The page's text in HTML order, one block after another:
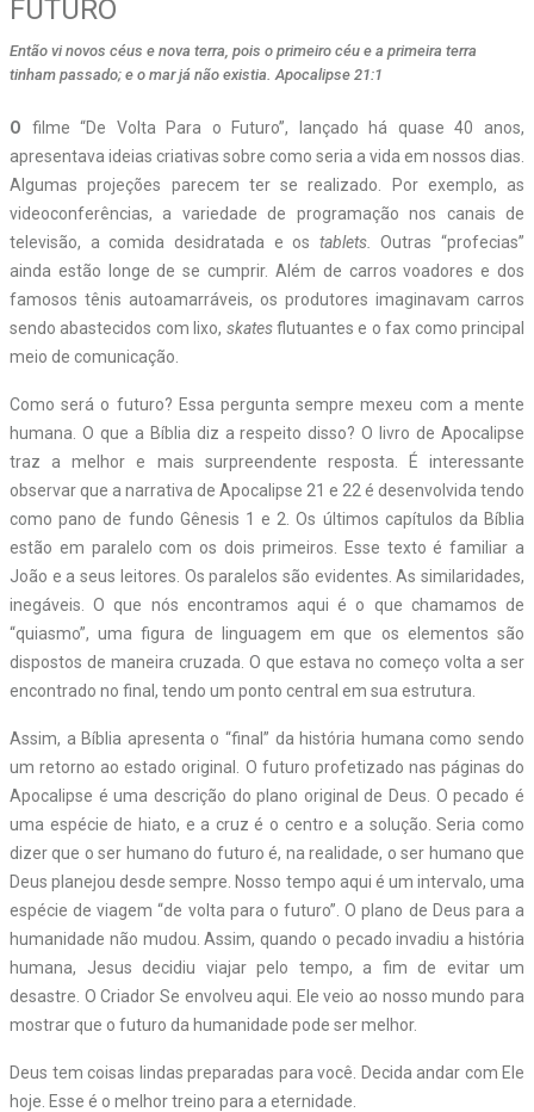
FUTURO
Então vi novos céus e nova terra, pois o primeiro céu e a primeira terra
tinham passado; e o mar já não existia. Apocalipse 21:1
O filme “De Volta Para o Futuro”, lançado há quase 40 anos,
apresentava ideias criativas sobre como seria a vida em nossos dias.
Algumas projeções parecem ter se realizado. Por exemplo, as
videoconferências, a variedade de programação nos canais de
televisão, a comida desidratada e os tablets.Outras “profecias”
ainda estão longe de se cumprir. Além de carros voadores e dos
famosos tênis autoamarráveis, os produtores imaginavam carros
sendo abastecidos com lixo, skatesflutuantes e o fax como principal
meio de comunicação.
Como será o futuro? Essa pergunta sempre mexeu com a mente
humana. O que a Bíblia diz a respeito disso? O livro de Apocalipse
traz a melhor e mais surpreendente resposta. É interessante
observar que a narrativa de Apocalipse 21 e 22 é desenvolvida tendo
como pano de fundo Gênesis 1 e 2. Os últimos capítulos da Bíblia
estão em paralelo com os dois primeiros. Esse texto é familiar a
João e a seus leitores. Os paralelos são evidentes. As similaridades,
inegáveis. O que nós encontramos aqui é o que chamamos de
“quiasmo”, uma figura de linguagem em que os elementos são
dispostos de maneira cruzada. O que estava no começo volta a ser
encontrado no final, tendo um ponto central em sua estrutura.
Assim, a Bíblia apresenta o “final” da história humana como sendo
um retorno ao estado original. O futuro profetizado nas páginas do
Apocalipse é uma descrição do plano original de Deus. O pecado é
uma espécie de hiato, e a cruz é o centro e a solução. Seria como
dizer que o ser humano do futuro é, na realidade, o ser humano que
Deus planejou desde sempre. Nosso tempo aqui é um intervalo, uma
espécie de viagem “de volta para o futuro”. O plano de Deus para a
humanidade não mudou. Assim, quando o pecado invadiu a história
humana, Jesus decidiu viajar pelo tempo, a fim de evitar um
desastre. O Criador Se envolveu aqui. Ele veio ao nosso mundo para
mostrar que o futuro da humanidade pode ser melhor.
Deus tem coisas lindas preparadas para você. Decida andar com Ele
hoje. Esse é o melhor treino para a eternidade.